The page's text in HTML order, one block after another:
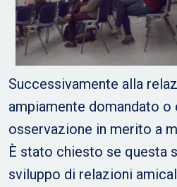
Successivamente alla
ampiamente domandato
osservazione in merito a
È stato chiesto se questa
sviluppo di relazioni